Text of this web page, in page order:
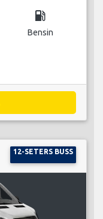
local_gas_station
Bensin
12-SETERS BUSS